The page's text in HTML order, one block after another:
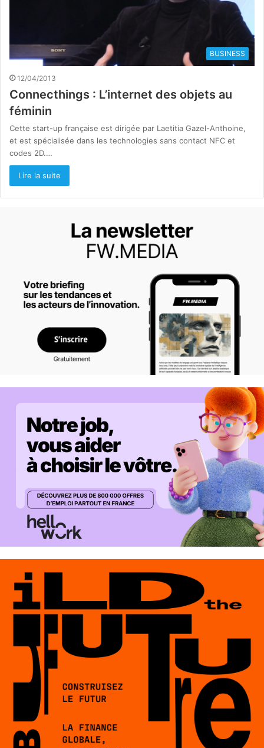
BUSINESS
12/04/2013
Connecthings : L’internet des objets au
féminin
Cette start-up française est dirigée par Laetitia Gazel-Anthoine,
et est spécialisée dans les technologies sans contact NFC et
codes 2D.…
Lire la suite